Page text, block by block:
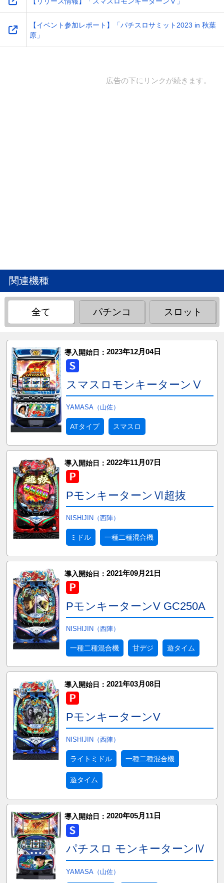
【イベント参加レポート】「パチスロサミット2023 in 秋葉
原」
広告の下にリンクが続きます。
関連機種
全て パチンコ スロット
導入開始日： 2023年12月04日
スマスロモンキーターンⅤ
YAMASA（山佐）
ATタイプ スマスロ
導入開始日： 2022年11月07日
PモンキーターンⅥ超抜
NISHIJIN（西陣）
ミドル 一種二種混合機
導入開始日： 2021年09月21日
PモンキーターンV GC250A
NISHIJIN（西陣）
一種二種混合機 甘デジ 遊タイム
導入開始日： 2021年03月08日
PモンキーターンV
NISHIJIN（西陣）
ライトミドル 一種二種混合機
遊タイム
導入開始日： 2020年05月11日
パチスロ モンキーターンⅣ
YAMASA（山佐）